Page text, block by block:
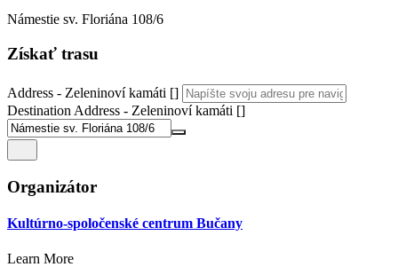
Námestie sv. Floriána 108/6
Získať trasu
Address - Zeleninoví kamáti []
Destination Address - Zeleninoví kamáti []
Organizátor
Kultúrno-spoločenské centrum Bučany
Learn More